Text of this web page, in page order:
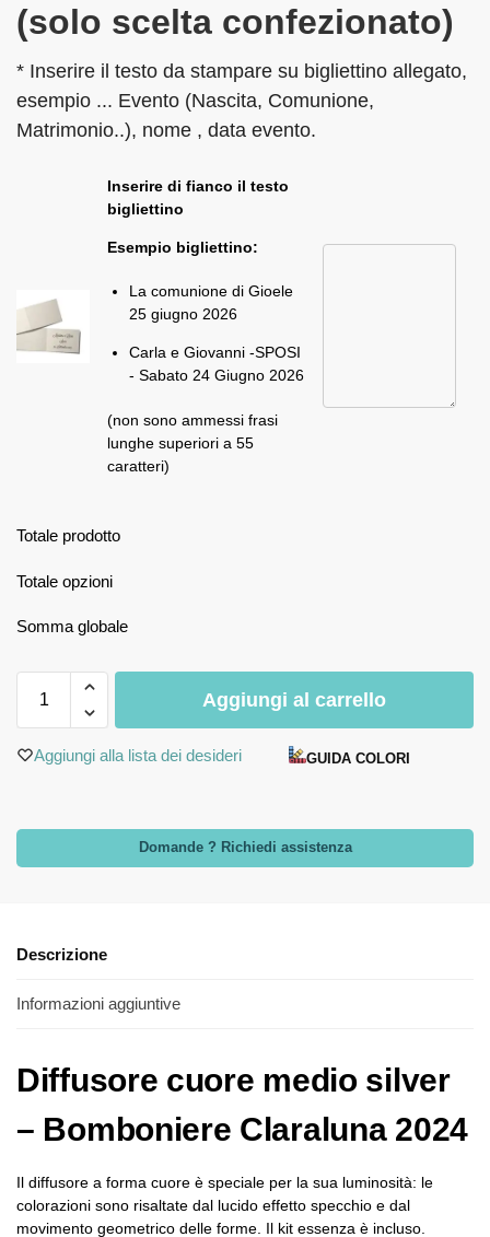
(solo scelta confezionato)
* Inserire il testo da stampare su bigliettino allegato,
esempio ... Evento (Nascita, Comunione,
Matrimonio..), nome , data evento.
Inserire di fianco il testo
bigliettino
Esempio bigliettino:
La comunione di Gioele
25 giugno 2026
Carla e Giovanni -SPOSI
- Sabato 24 Giugno 2026
(non sono ammessi frasi
lunghe superiori a 55
caratteri)
Totale prodotto
Totale opzioni
Somma globale
Aggiungi al carrello
Aggiungi alla lista dei desideri GUIDA COLORI
Domande ? Richiedi assistenza
Descrizione
Informazioni aggiuntive
Diffusore cuore medio silver
– Bomboniere Claraluna 2024
Il diffusore a forma cuore è speciale per la sua luminosità: le
colorazioni sono risaltate dal lucido effetto specchio e dal
movimento geometrico delle forme. Il kit essenza è incluso.